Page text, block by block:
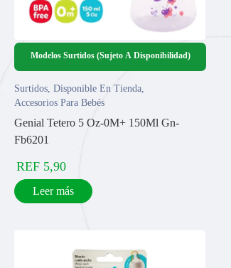
Modelos Surtidos (Sujeto A Disponibilidad)
Surtidos, Disponible En Tienda,
Accesorios Para Bebés
Genial Tetero 5 Oz-0M+ 150Ml Gn-
Fb6201
REF 5,90
Leer más